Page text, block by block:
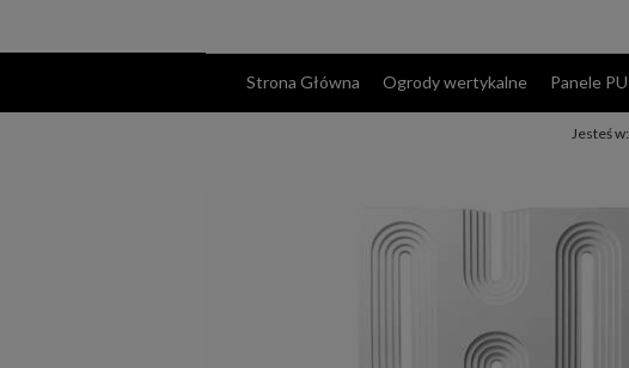
Strona Główna Ogrody wertykalne Panele PU
Jesteś w: